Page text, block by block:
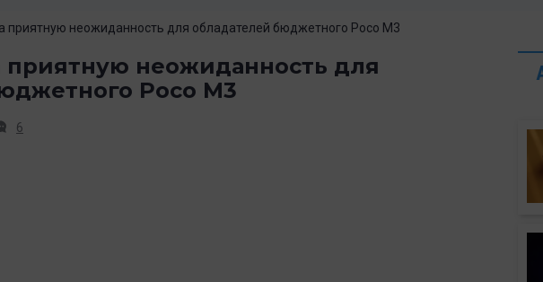
приятную неожиданность для обладателей бюджетного Poco M3
приятную неожиданность для
Poco M3
6